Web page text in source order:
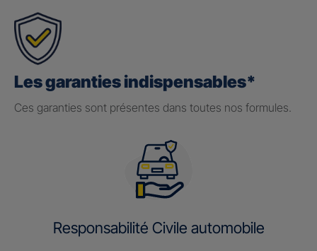
Les garanties indispensables*
Ces garanties sont présentes dans toutes nos formules.
Responsabilité Civile automobile